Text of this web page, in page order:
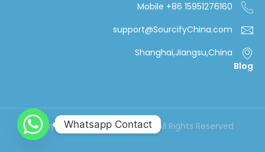
Mobile +86 15951276160
support@SourcifyChina.com
Shanghai,Jiangsu,China
Blog
Copyright © 2024 cifsourcing All Rights Reserved.
Whatsapp Contact